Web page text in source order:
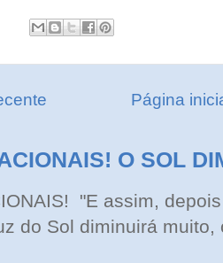
Página
O SOL
"E assim,
do Sol diminuirá